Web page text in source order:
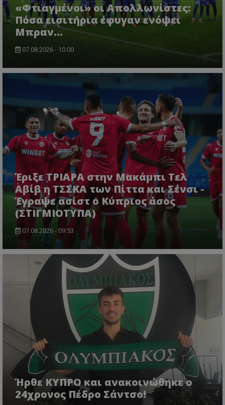
«Φτιαγμένοι» οι Απολλωνίστες:
Πόσα εισιτήρια έφυγαν ενόψει
Μπραν...
07.08.2026 - 10:00
Έριξε ΤΡΙΑΡΑ στην Μακάμπι Τελ
Αβίβ η ΤΣΣΚΑ των Πίττα και Σένσι -
Έγραψε ασίστ ο Κύπριος άσος
(ΣΤΙΓΜΙΟΤΥΠΑ)
07.08.2026 - 09:53
Ήρθε ΚΥΠΡΟ και ανακοινώθηκε ο
24χρονος Πέδρο Σάντσο!